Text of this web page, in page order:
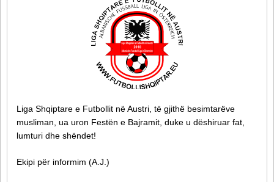
Liga Shqiptare e Futbollit në Austri, të gjithë besimtarëve
musliman, ua uron Festën e Bajramit, duke u dëshiruar fat,
lumturi dhe shëndet!
Ekipi për informim (A.J.)